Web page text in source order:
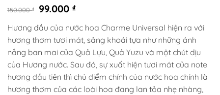
150.000₫
Giá
là:
150.000 ₫.
99.000 ₫
Giá
tại
là:
99.000 ₫.
Hương đầu của nước hoa Charme Universal hiện ra với
hương thơm tươi mát, sảng khoái tựa như những ánh
nắng ban mai của Quả Lựu, Quả Yuzu và một chút dịu
của Hương nước. Sau đó, sự xuất hiện tươi mát của note
hương đầu tiên thì chủ điểm chính của nước hoa chính là
hương thơm của các loài hoa đang lan tỏa nhẹ nhàng,